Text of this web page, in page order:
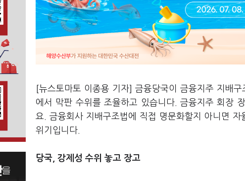
[뉴스토마토 이종용 기자] 금융당국이 금융지주 지배
에서 막판 수위를 조율하고 있습니다. 금융지주 회장
요. 금융회사 지배구조법에 직접 명문화할지 아니면
위기입니다.
당국, 강제성 수위 놓고 장고